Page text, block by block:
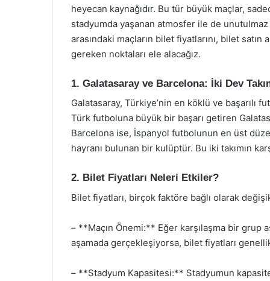
heyecan kaynağıdır. Bu tür büyük maçlar,
stadyumda yaşanan atmosfer ile de
arasındaki maçların bilet fiyatlarını, bilet
gereken noktaları ele alacağız.
1. Galatasaray ve Barcelona: İki Dev
Galatasaray, Türkiye’nin en köklü ve başarılı
Türk futboluna büyük bir başarı getiren
Barcelona ise, İspanyol futbolunun en üst
hayranı bulunan bir kulüptür. Bu iki takımın
2. Bilet Fiyatları Neleri Etkiler?
Bilet fiyatları, birçok faktöre bağlı olarak
– **Maçın Önemi:** Eğer karşılaşma bir grup
aşamada gerçekleşiyorsa, bilet fiyatları
– **Stadyum Kapasitesi:** Stadyumun